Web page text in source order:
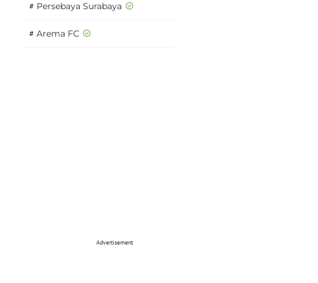
# Persebaya Surabaya
# Arema FC
Advertisement